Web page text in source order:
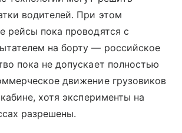
водителей. При этом
рейсы пока проводятся с
на борту — российское
пока не допускает полностью
движение грузовиков
хотя эксперименты на
разрешены.